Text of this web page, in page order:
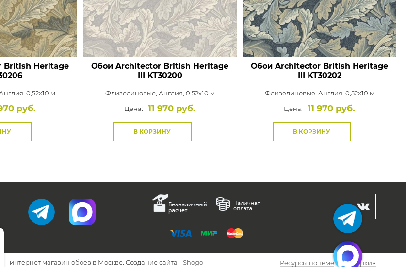
British Heritage
Англия, 0,52x10 м
руб.
Обои Architector British Heritage
III KT30200
Флизелиновые, Англия, 0,52x10 м
Цена:
11 970 руб.
В КОРЗИНУ
Обои Architector British Heritage
III KT30202
Флизелиновые, Англия, 0,52x10 м
Цена:
11 970 руб.
В КОРЗИНУ
- интернет магазин обоев в Москве. Создание сайта - Shogo Ресурсы по теме Архив